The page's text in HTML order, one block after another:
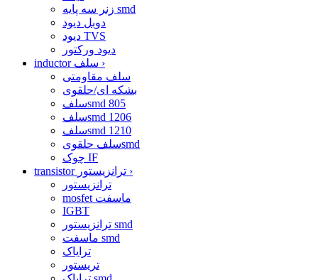
زنر سه پایه smd
دوبل دیود
دیود TVS
دیود ورکتور
›
سلف مقاومتی
بشکه ای/حلقوی
سلفsmd 805
سلفsmd 1206
سلفsmd 1210
سلف حلقویsmd
چوک IF
›
ترانزیستور
mosfet ماسفت
IGBT
ترانزیستور smd
ماسفت smd
ترایاک
تریستور